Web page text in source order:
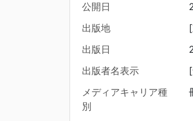
公開日
出版地
出版日
出版者名表示
メディアキャリア種
別